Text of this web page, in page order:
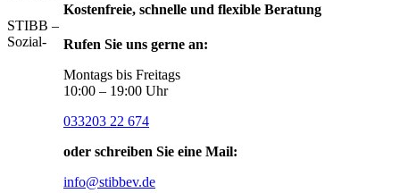
Kostenfreie, schnelle und flexible Beratung
Rufen Sie uns gerne an:
Montags bis Freitags
10:00 – 19:00 Uhr
033203 22 674
oder schreiben Sie eine Mail:
info@stibbev.de
STIBB –
Sozial-